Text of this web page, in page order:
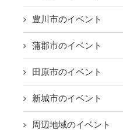
豊川市のイベント
蒲郡市のイベント
田原市のイベント
新城市のイベント
周辺地域のイベント